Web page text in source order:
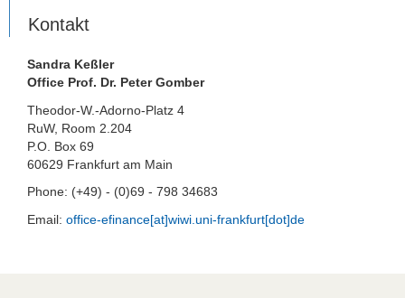
Kontakt
Sandra Keßler
Office Prof. Dr. Peter Gomber
Theodor-W.-Adorno-Platz 4
RuW, Room 2.204
P.O. Box 69
60629 Frankfurt am Main
Phone: (+49) - (0)69 - 798 34683
Email: office-efinance[at]wiwi.uni-frankfurt[dot]de